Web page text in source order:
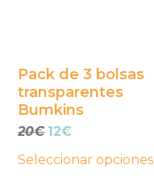
Pack de 3 bolsas
transparentes
Bumkins
20€ El
original
12€
actual
Seleccionar opciones
se
pueden
elegir
en
la